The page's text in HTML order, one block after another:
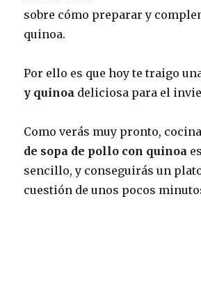
sobre cómo preparar y
quinoa.
Por ello es que hoy te traigo
y quinoa deliciosa para el
Como verás muy pronto,
de sopa de pollo con quinoa
sencillo, y conseguirás un
cuestión de unos pocos